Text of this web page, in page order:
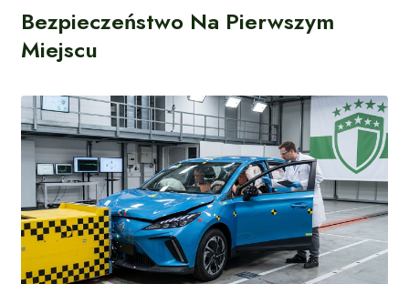
Bezpieczeństwo Na Pierwszym
Miejscu